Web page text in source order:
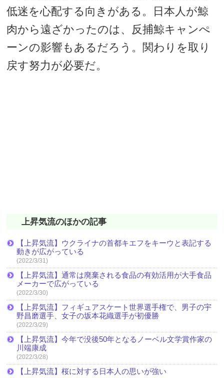
低迷を心配する向きがある。日本人が鯨
肉から遠ざかったのは、反捕鯨キャンぺ
ーンの影響もあるだろう。関わりを取り
戻す努力が必要だ。
上昇気流のほかの記事
【上昇気流】ウクライナの首都キエフをキーウと表記する
動きが広がっている
(2022/3/31)
【上昇気流】通常は廃棄される食品の有効活用が大手食品
メーカーで広がっている
(2022/3/30)
【上昇気流】フィギュアスケート世界選手権で、男子の宇
野昌磨選手、女子の坂本花織選手が初優勝
(2022/3/29)
【上昇気流】今年で没後50年となるノーベル文学賞作家の
川端康成
(2022/3/28)
【上昇気流】桜に対する日本人の思いが強い